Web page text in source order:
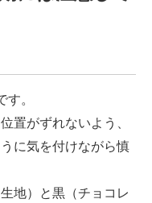
。
置がずれないよう、
に気を付けながら慎
地）と黒（チョコレ